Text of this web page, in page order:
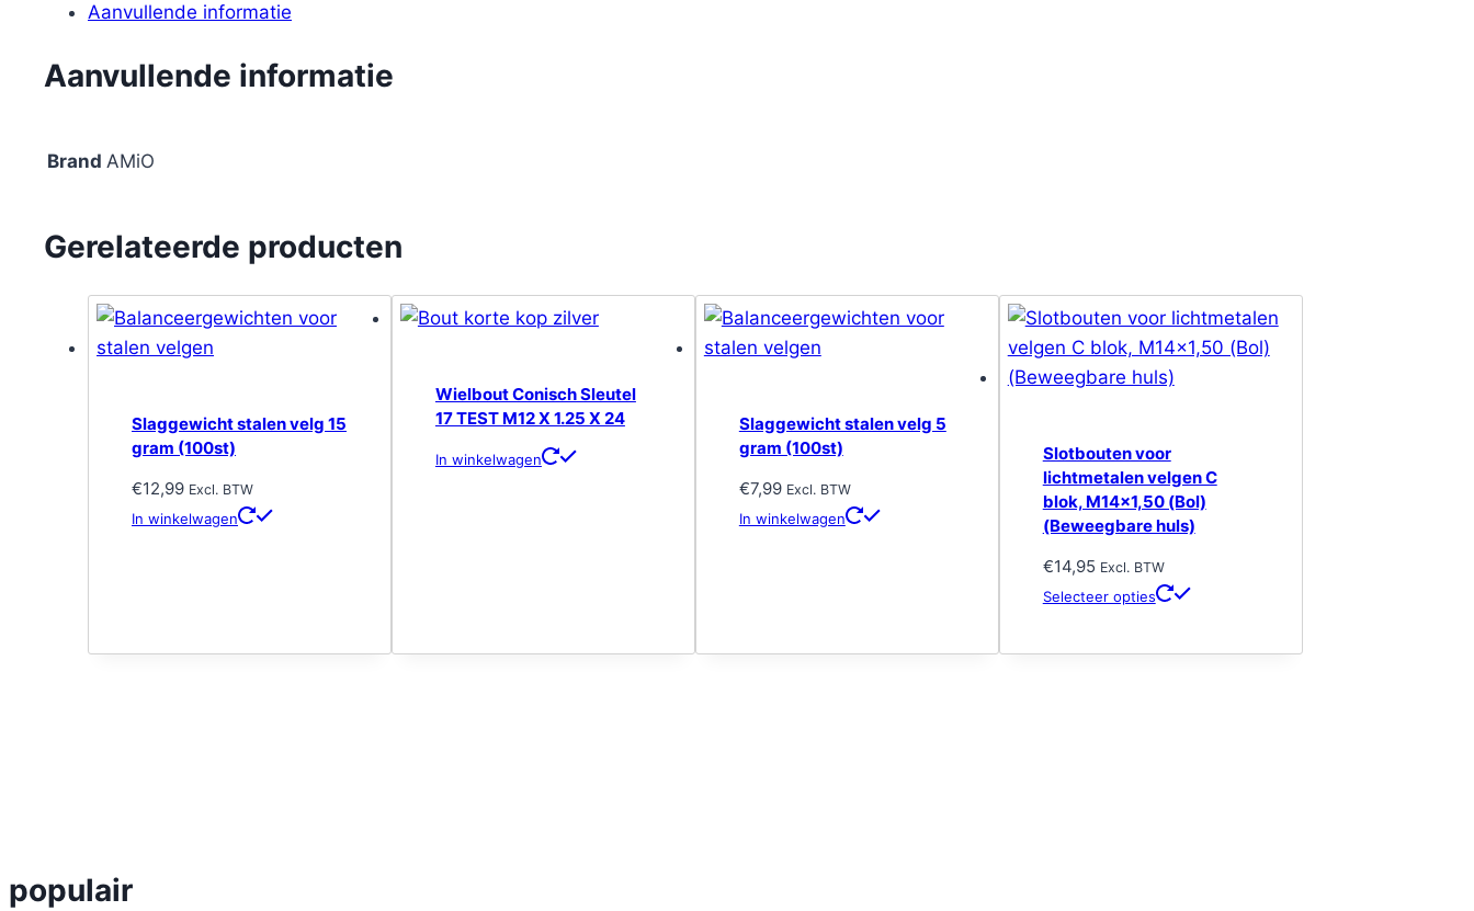
Aanvullende informatie
Aanvullende informatie
Brand AMiO
Gerelateerde producten
Slaggewicht stalen velg 15
gram (100st)
€12,99 Excl. BTW
In winkelwagen
Wielbout Conisch Sleutel
17 TEST M12 X 1.25 X 24
In winkelwagen
Slaggewicht stalen velg 5
gram (100st)
€7,99 Excl. BTW
In winkelwagen
Slotbouten voor
lichtmetalen velgen C
blok, M14x1,50 (Bol)
(Beweegbare huls)
€14,95 Excl. BTW
Selecteer opties
Dit
heeft
populair